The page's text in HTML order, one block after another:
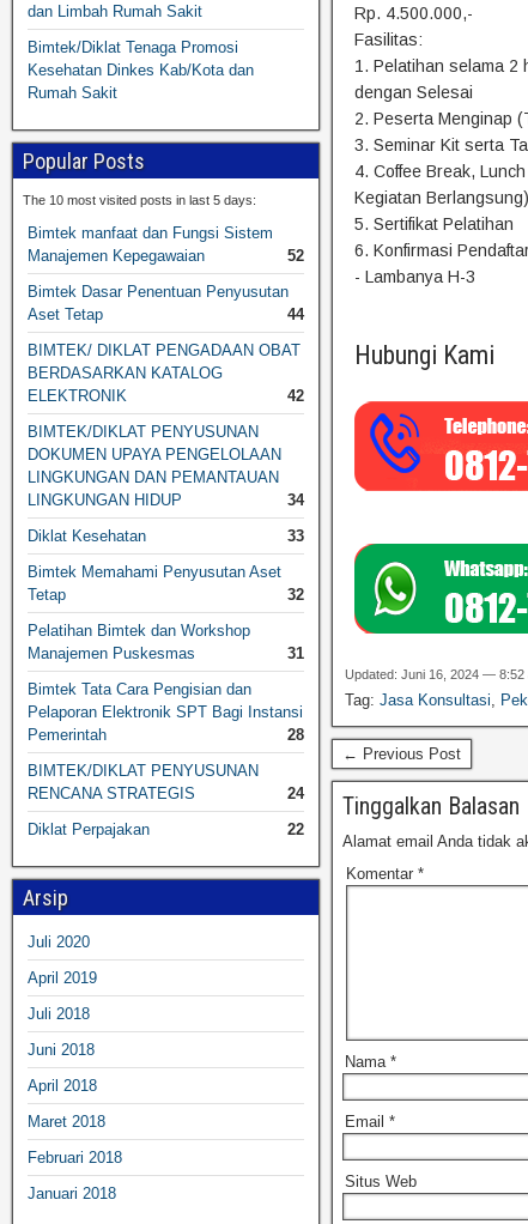
Rp. 4.500.000,-
Fasilitas:
1. Pelatihan selama 2
dengan Selesai
2. Peserta Menginap
3. Seminar Kit serta
4. Coffee Break,
Kegiatan Berlangsung)
5. Sertifikat Pelatihan
6. Konfirmasi
- Lambanya H-3
Hubungi Kami
Updated: Juni 16, 2024 — 8:52
Tag: Jasa Konsultasi,
← Previous Post
Tinggalkan Balasan
Alamat email Anda tidak
Komentar *
Nama *
Email *
Situs Web
dan Limbah Rumah Sakit
Bimtek/Diklat Tenaga Promosi
Kesehatan Dinkes Kab/Kota dan
Rumah Sakit
Popular Posts
The 10 most visited posts in last 5 days:
Bimtek manfaat dan Fungsi Sistem
Manajemen Kepegawaian
52
Bimtek Dasar Penentuan Penyusutan
Aset Tetap
44
BIMTEK/ DIKLAT PENGADAAN OBAT
BERDASARKAN KATALOG
ELEKTRONIK
42
BIMTEK/DIKLAT PENYUSUNAN
DOKUMEN UPAYA PENGELOLAAN
LINGKUNGAN DAN PEMANTAUAN
LINGKUNGAN HIDUP
34
Diklat Kesehatan
33
Bimtek Memahami Penyusutan Aset
Tetap
32
Pelatihan Bimtek dan Workshop
Manajemen Puskesmas
31
Bimtek Tata Cara Pengisian dan
Pelaporan Elektronik SPT Bagi Instansi
Pemerintah
28
BIMTEK/DIKLAT PENYUSUNAN
RENCANA STRATEGIS
24
Diklat Perpajakan
22
Arsip
Juli 2020
April 2019
Juli 2018
Juni 2018
April 2018
Maret 2018
Februari 2018
Januari 2018